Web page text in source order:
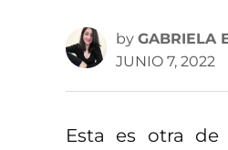
by GABRIELA
JUNIO 7, 2022
Esta es otra